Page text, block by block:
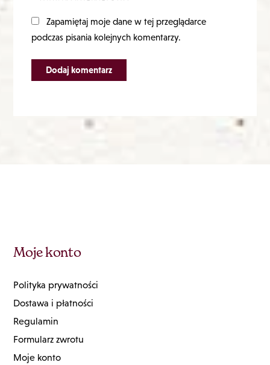
Zapamiętaj moje dane w tej przeglądarce
podczas pisania kolejnych komentarzy.
Moje konto
Polityka prywatności
Dostawa i płatności
Regulamin
Formularz zwrotu
Moje konto